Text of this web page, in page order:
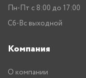
Пн-Пт с 8:00 до 17:00
Сб-Вс выходной
Компания
О компании